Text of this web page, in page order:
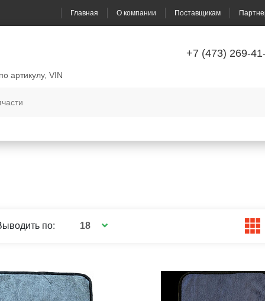
Главная О компании Поставщикам
+7 (473) 269-
по артикулу, VIN
по: 18